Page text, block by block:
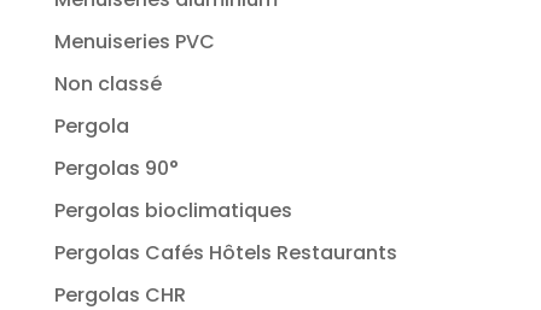
Menuiseries PVC
Non classé
Pergola
Pergolas 90°
Pergolas bioclimatiques
Pergolas Cafés Hôtels Restaurants
Pergolas CHR